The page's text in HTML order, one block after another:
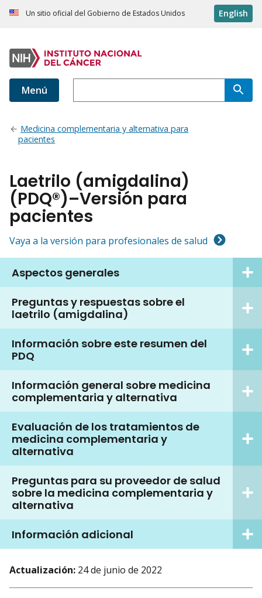
Un sitio oficial del Gobierno de Estados Unidos English
Menú
Medicina complementaria y alternativa para
pacientes
Laetrilo (amigdalina)
(PDQ®)–Versión para
pacientes
Vaya a la versión para profesionales de salud
Aspectos generales
Preguntas y respuestas sobre el
laetrilo (amigdalina)
Información sobre este resumen del
PDQ
Información general sobre medicina
complementaria y alternativa
Evaluación de los tratamientos de
medicina complementaria y
alternativa
Preguntas para su proveedor de salud
sobre la medicina complementaria y
alternativa
Información adicional
Actualización: 24 de junio de 2022